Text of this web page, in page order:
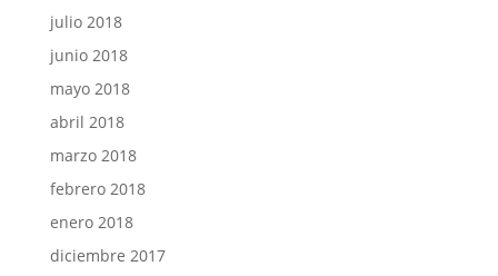
julio 2018
junio 2018
mayo 2018
abril 2018
marzo 2018
febrero 2018
enero 2018
diciembre 2017